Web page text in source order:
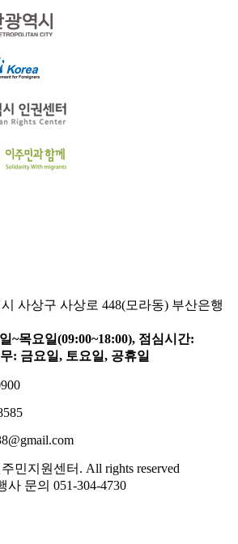
사상구 사상로 448(모라동) 부산은행
~목요일(09:00~18:00), 점심시간:
: 금요일, 토요일, 공휴일
민지원센터. All rights reserved
사 문의 051-304-4730